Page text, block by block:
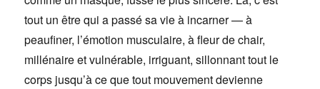
tout un être qui a passé sa vie à incarner — à
peaufiner, l’émotion musculaire, à fleur de chair,
millénaire et vulnérable, irriguant, sillonnant tout le
corps jusqu’à ce que tout mouvement devienne